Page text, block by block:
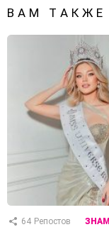
ВАМ
64 Репостов